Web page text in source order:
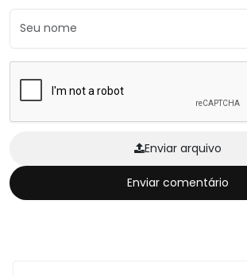
Enviar arquivo
Enviar comentário